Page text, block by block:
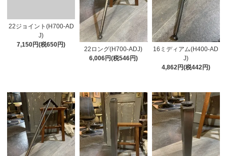
22ジョイント(H700-AD
J)
7,150円(税650円)
22ロング(H700-ADJ)
6,006円(税546円)
16ミディアム(H400-AD
J)
4,862円(税442円)